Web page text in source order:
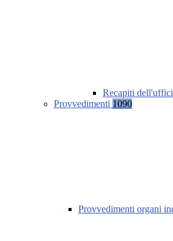
Recapiti
Provvedimenti 1090
Provvedimenti organi